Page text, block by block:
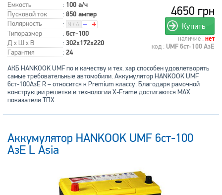
Емкость : 100 а/ч
Пусковой ток : 850 ампер
Полярность
:
Типоразмер
: 6ст-100
Д x Ш x В : 302x172x220
Гарантия : 24
4650 грн
Купить
наличие : нет
код : UMF 6ст-100 АзЕ
АКБ HANKOOK UMF по и качеству и тех. хар способен удовлетворять
самые требовательные автомобили. Аккумулятор HANKOOK UMF
6ст-100АзЕ R – относится к Premium классу. Благодаря рамочной
конструкции решетки и технологии X-Frame достигаются MAX
показатели ТПХ
Аккумулятор HANKOOK UMF 6ст-100
АзЕ L Asia